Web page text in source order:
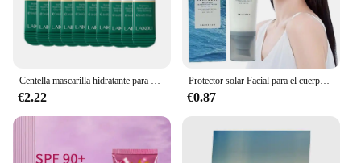
Centella mascarilla hidratante para dormir, reparación nutritiva profunda después de la exposición al sol, cuidado de la piel Facial, 20 Uds./10 Uds.
€2.22
Protector solar Facial para el cuerpo, crema solar blanqueadora, bloqueador solar, crema protectora para la piel, Centella calmante, hidratante, brillo, esencia Facial
€0.87